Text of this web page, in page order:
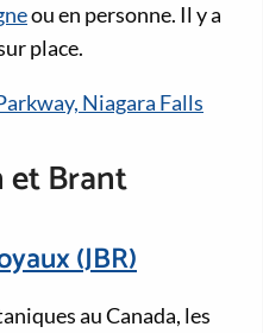
ou en personne. Il y a
place.
Niagara Falls
et Brant
(JBR)
au Canada, les